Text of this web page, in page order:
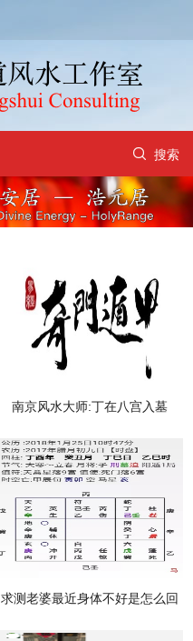
 搜索
南京风水大师:丁在八宫入墓
求测老婆最近身体不好是怎么回